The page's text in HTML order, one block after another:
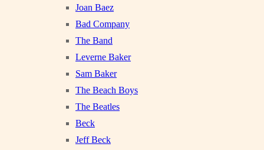
Joan Baez
Bad Company
The Band
Leverne Baker
Sam Baker
The Beach Boys
The Beatles
Beck
Jeff Beck